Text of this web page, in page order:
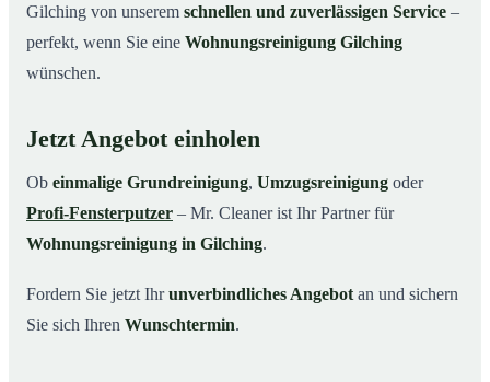
Gilching von unserem schnellen und zuverlässigen Service –
perfekt, wenn Sie eine Wohnungsreinigung Gilching
wünschen.
Jetzt Angebot einholen
Ob einmalige Grundreinigung, Umzugsreinigung oder
Profi-Fensterputzer – Mr. Cleaner ist Ihr Partner für
Wohnungsreinigung in Gilching.
Fordern Sie jetzt Ihrunverbindliches Angebot an und sichern
Sie sich Ihren Wunschtermin.